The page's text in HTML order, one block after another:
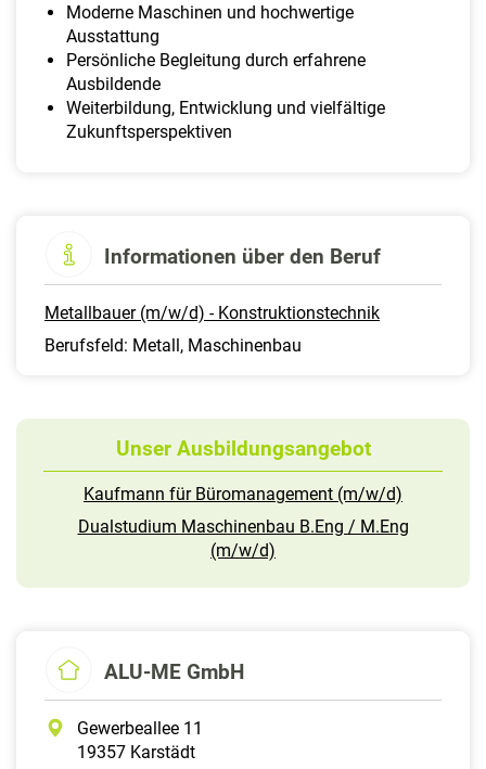
Moderne Maschinen und hochwertige
Ausstattung
Persönliche Begleitung durch erfahrene
Ausbildende
Weiterbildung, Entwicklung und vielfältige
Zukunftsperspektiven
Informationen über den Beruf
Metallbauer (m/w/d) - Konstruktionstechnik
Berufsfeld: Metall, Maschinenbau
Unser Ausbildungsangebot
Kaufmann für Büromanagement (m/w/d)
Dualstudium Maschinenbau B.Eng / M.Eng
(m/w/d)
ALU-ME GmbH
Gewerbeallee 11
19357 Karstädt